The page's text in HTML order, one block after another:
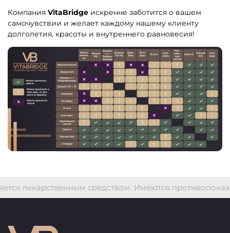
Компания VitaBridge искренне заботится о вашем
самочувствии и желает каждому нашему клиенту
долголетия, красоты и внутреннего равновесия!
лекарственным средством. Имеются